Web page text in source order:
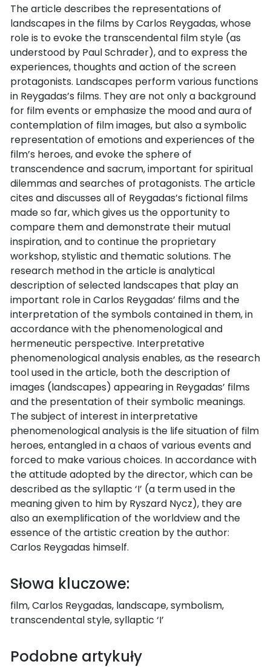
The article describes the representations of
landscapes in the films by Carlos Reygadas, whose
role is to evoke the transcendental film style (as
understood by Paul Schrader), and to express the
experiences, thoughts and action of the screen
protagonists. Landscapes perform various functions
in Reygadas’s films. They are not only a background
for film events or emphasize the mood and aura of
contemplation of film images, but also a symbolic
representation of emotions and experiences of the
film’s heroes, and evoke the sphere of
transcendence and sacrum, important for spiritual
dilemmas and searches of protagonists. The article
cites and discusses all of Reygadas’s fictional films
made so far, which gives us the opportunity to
compare them and demonstrate their mutual
inspiration, and to continue the proprietary
workshop, stylistic and thematic solutions. The
research method in the article is analytical
description of selected landscapes that play an
important role in Carlos Reygadas’ films and the
interpretation of the symbols contained in them, in
accordance with the phenomenological and
hermeneutic perspective. Interpretative
phenomenological analysis enables, as the research
tool used in the article, both the description of
images (landscapes) appearing in Reygadas’ films
and the presentation of their symbolic meanings.
The subject of interest in interpretative
phenomenological analysis is the life situation of film
heroes, entangled in a chaos of various events and
forced to make various choices. In accordance with
the attitude adopted by the director, which can be
described as the syllaptic ‘I’ (a term used in the
meaning given to him by Ryszard Nycz), they are
also an exemplification of the worldview and the
essence of the artistic creation by the author:
Carlos Reygadas himself.
Słowa kluczowe:
film, Carlos Reygadas, landscape, symbolism,
transcendental style, syllaptic ‘I’
Podobne artykuły